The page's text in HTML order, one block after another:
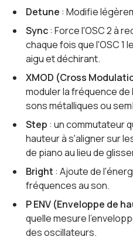
Detune : Modifie
Sync: Force l'OSC 2 à
chaque fois que l'OSC 1
aigu et déchirant.
XMOD (Cross
moduler la fréquence de
sons métalliques ou
Step : un commutateur
hauteur à s'aligner sur
de piano au lieu de
Bright : Ajoute de
fréquences au son.
P ENV (Enveloppe de
quelle mesure
des oscillateurs.